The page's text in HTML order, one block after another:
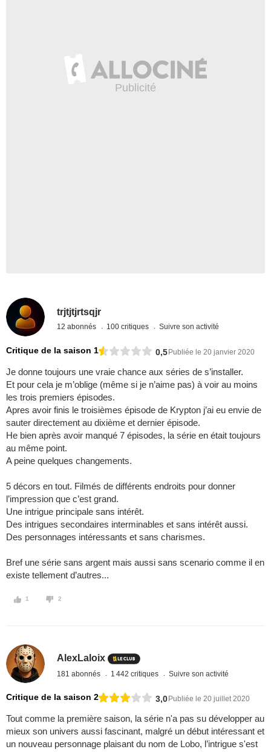
trjtjtjrtsqjr
12 abonnés 100 critiques Suivre son activité
Critique de la saison 1 0,5Publiée le 20 janvier 2020
Je donne toujours une vraie chance aux séries de s’installer.
Et pour cela je m’oblige (même si je n’aime pas) à voir au moins
les trois premiers épisodes.
Apres avoir finis le troisièmes épisode de Krypton j’ai eu envie de
sauter directement au dixième et dernier épisode.
He bien après avoir manqué 7 épisodes, la série en était toujours
au même point.
A peine quelques changements.
5 décors en tout. Filmés de différents endroits pour donner
l’impression que c’est grand.
Une intrigue principale sans intérêt.
Des intrigues secondaires interminables et sans intérêt aussi.
Des personnages intéressants et sans charismes.
Bref une série sans argent mais aussi sans scenario comme il en
existe tellement d’autres...
1 2
AlexLaloix
181 abonnés 1 442 critiques Suivre son activité
Critique de la saison 2 3,0Publiée le 20 juillet 2020
Tout comme la première saison, la série n'a pas su développer au
mieux son univers aussi fascinant, malgré un début intéressant et
un nouveau personnage plaisant du nom de Lobo, l’intrigue s'est